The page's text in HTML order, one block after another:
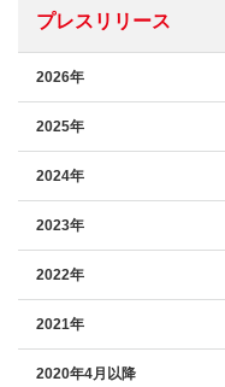
プレスリリース
2026年
2025年
2024年
2023年
2022年
2021年
2020年4月以降